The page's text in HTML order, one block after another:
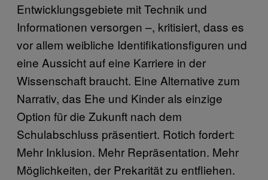
Entwicklungsgebiete mit Technik und
Informationen versorgen –, kritisiert, dass es
vor allem weibliche Identifikationsfiguren und
eine Aussicht auf eine Karriere in der
Wissenschaft braucht. Eine Alternative zum
Narrativ, das Ehe und Kinder als einzige
Option für die Zukunft nach dem
Schulabschluss präsentiert. Rotich fordert:
Mehr Inklusion. Mehr Repräsentation. Mehr
Möglichkeiten, der Prekarität zu entfliehen.